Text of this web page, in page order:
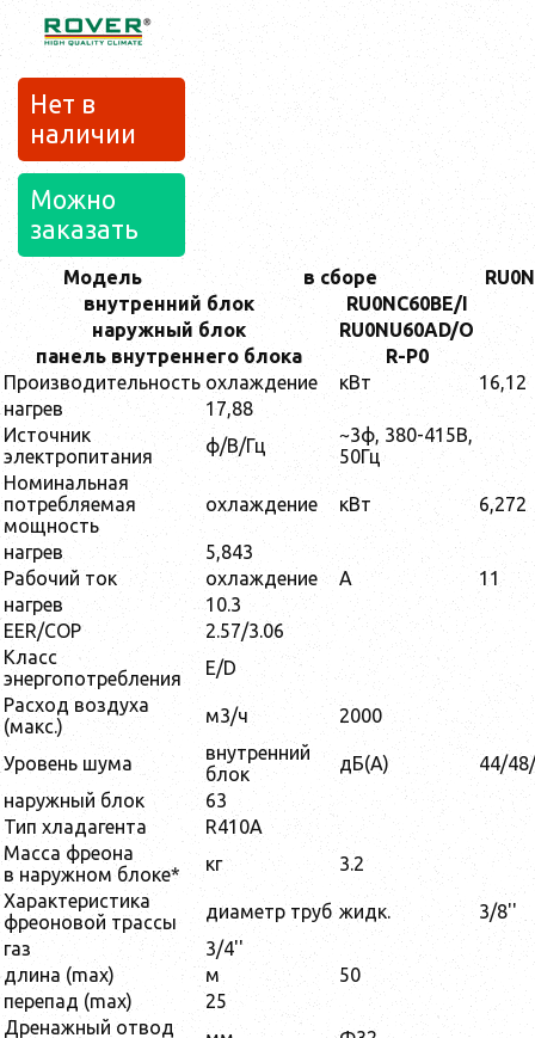
Нет в
наличии
Можно
заказать
Модель в сборе
внутренний блок
RU0NC60BE/I
наружный блок
RU0NU60AD/O
панель внутреннего блока
R-P0
Производительность охлаждение кВт
16,12
нагрев
17,88
Источник
электропитания
ф/В/Гц
~3ф, 380-415В,
50Гц
Номинальная
потребляемая
мощность
охлаждение кВт 6,272
нагрев
5,843
Рабочий ток
охлаждение A
11
нагрев
10.3
EER/COP
2.57/3.06
Класс
энергопотребления
E/D
Расход воздуха
(макс.)
м3/ч 2000
Уровень шума
внутренний
блок
дБ(А)
44/
наружный блок
63
Тип хладагента
R410А
Масса фреона
в наружном блоке*
кг
3.2
Характеристика
фреоновой трассы
диаметр труб жидк.
3/8''
газ
3/4''
длина (max)
м
50
перепад (max)
25
Дренажный отвод